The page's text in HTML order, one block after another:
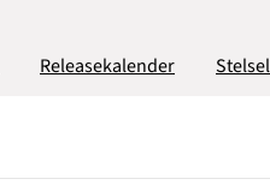
Releasekalender